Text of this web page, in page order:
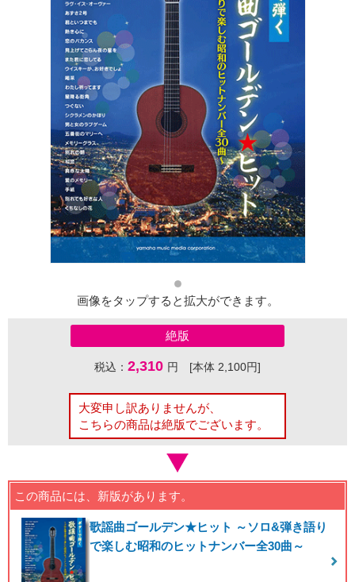
画像をタップすると拡大ができます。
絶版
税込： 2,310 円 [本体 2,100円]
大変申し訳ありませんが、
こちらの商品は絶版でございます。
この商品には、新版があります。
歌謡曲ゴールデン★ヒット ～ソロ&弾き語り
で楽しむ昭和のヒットナンバー全30曲～